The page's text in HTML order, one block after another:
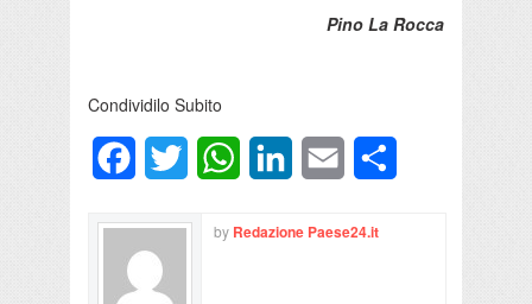
Pino La Rocca
Condividilo Subito
FacebookTwitter WhatsAppLinkedInEmail
by Redazione Paese24.it